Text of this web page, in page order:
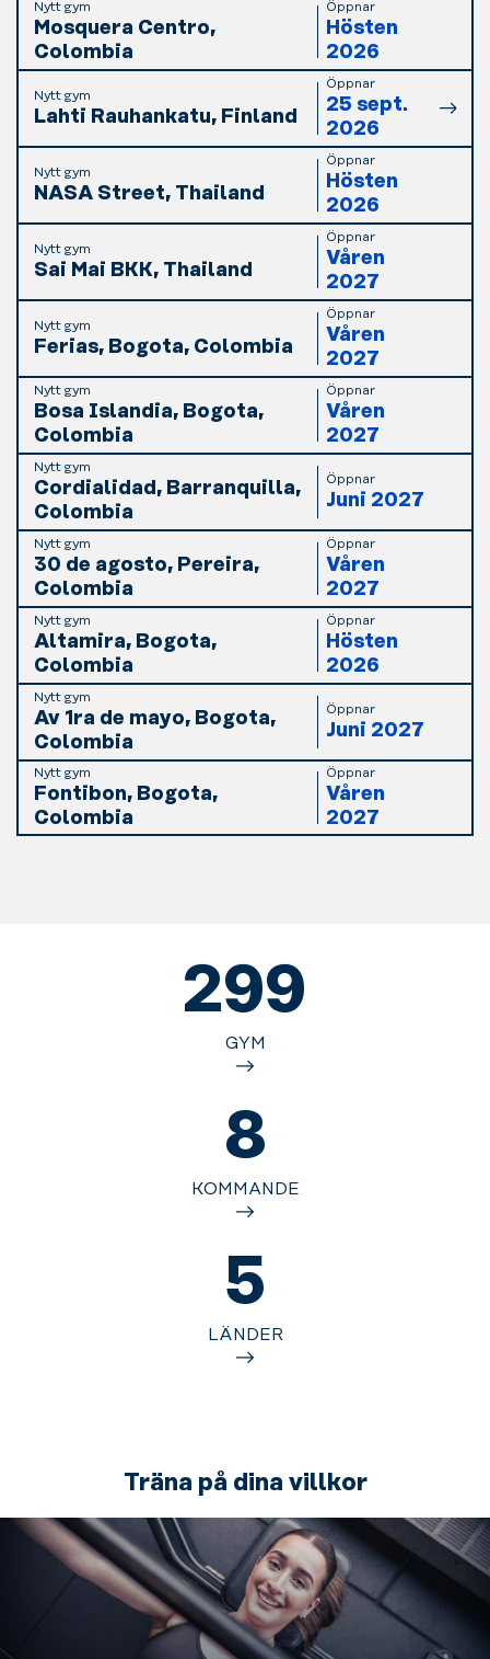
Nytt gym
Mosquera Centro,
Colombia
Öppnar
Hösten
2026
Nytt gym
Lahti Rauhankatu, Finland
Öppnar
25 sept.
2026
Nytt gym
NASA Street, Thailand
Öppnar
Hösten
2026
Nytt gym
Sai Mai BKK, Thailand
Öppnar
Våren
2027
Nytt gym
Ferias, Bogota, Colombia
Öppnar
Våren
2027
Nytt gym
Bosa Islandia, Bogota,
Colombia
Öppnar
Våren
2027
Nytt gym
Cordialidad, Barranquilla,
Colombia
Öppnar
Juni 2027
Nytt gym
30 de agosto, Pereira,
Colombia
Öppnar
Våren
2027
Nytt gym
Altamira, Bogota,
Colombia
Öppnar
Hösten
2026
Nytt gym
Av 1ra de mayo, Bogota,
Colombia
Öppnar
Juni 2027
Nytt gym
Fontibon, Bogota,
Colombia
Öppnar
Våren
2027
299
GYM
8
KOMMANDE
5
LÄNDER
Träna på dina villkor